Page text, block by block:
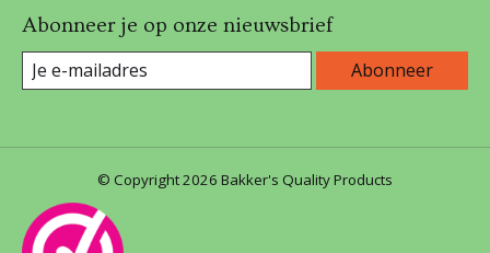
Abonneer je op onze nieuwsbrief
Abonneer
© Copyright 2026 Bakker's Quality Products